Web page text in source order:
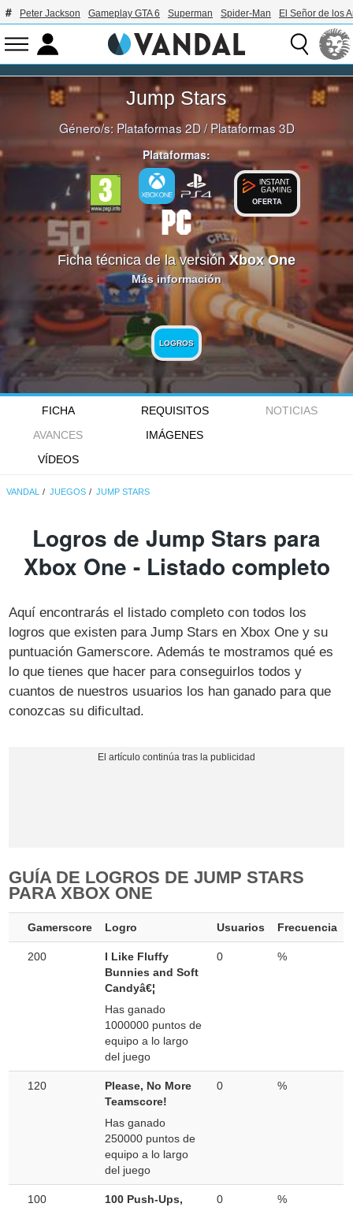
Peter Jackson Gameplay GTA 6 Superman Spider-Man El Señor de los
Jump Stars
Género/s: Plataformas 2D/Plataformas 3D
Plataformas:
OFERTA
Ficha técnica de la versiónXbox One
Más información
LOGROS
FICHA REQUISITOS
NOTICIAS
AVANCES
IMÁGENES
VÍDEOS
VANDAL JUEGOS JUMP STARS
Logros de Jump Stars para
Xbox One - Listado completo
Aquí encontrarás el listado completo con todos los
logros que existen para Jump Stars en Xbox One y su
puntuación Gamerscore. Además te mostramos qué es
lo que tienes que hacer para conseguirlos todos y
cuantos de nuestros usuarios los han ganado para que
conozcas su dificultad.
GUÍA DE LOGROS DE JUMP STARS
PARA XBOX ONE
Gamerscore Logro Usuarios Frecuencia
200
I Like Fluffy
Bunnies and Soft
Candyâ€¦
Has ganado
1000000 puntos de
equipo a lo largo
del juego
0 %
120
Please, No More
Teamscore!
Has ganado
250000 puntos de
equipo a lo largo
del juego
0 %
100
100 Push-Ups,
0 %